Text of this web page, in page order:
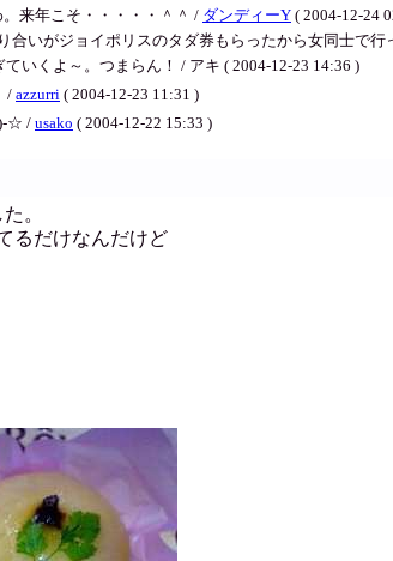
来年こそ・・・・・＾＾ / ダンディーY ( 2004-12-24
いがジョイポリスのタダ券もらったから女同士で行
いくよ～。つまらん！ / アキ ( 2004-12-23 14:36 )
/ azzurri ( 2004-12-23 11:31 )
)-☆ / usako ( 2004-12-22 15:33 )
。
るだけなんだけど